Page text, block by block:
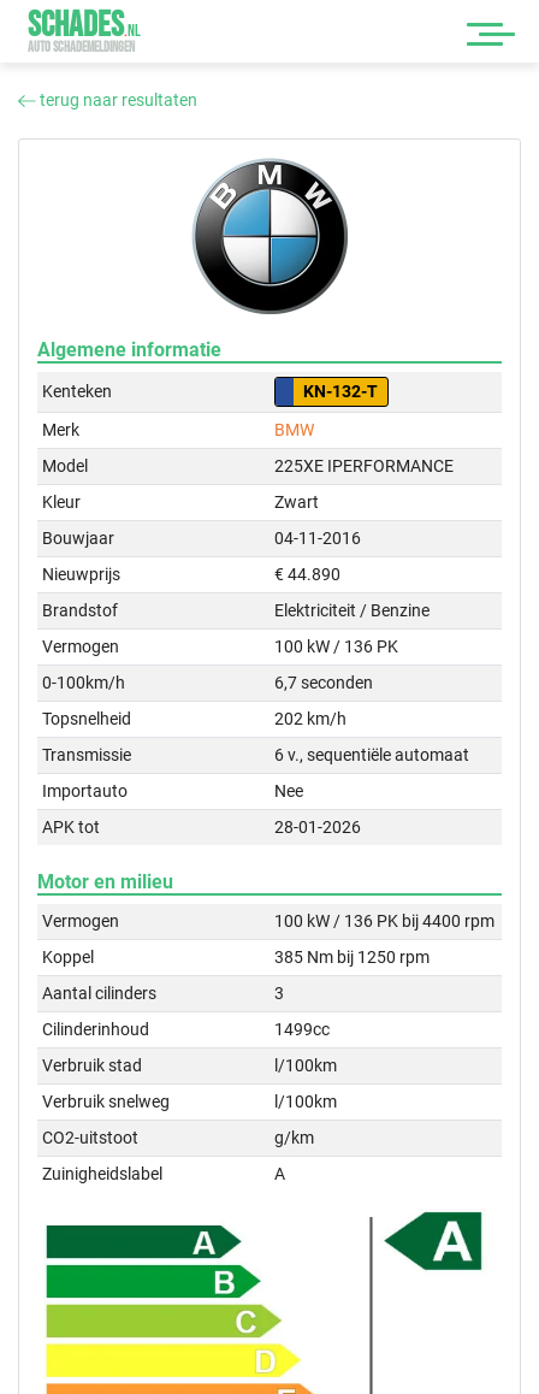
SCHADES.NL
AUTO SCHADEMELDINGEN
terug naar resultaten
Algemene informatie
Kenteken
KN-132-T
Merk
BMW
Model
225XE IPERFORMANCE
Kleur
Zwart
Bouwjaar
04-11-2016
Nieuwprijs
€ 44.890
Brandstof
Elektriciteit / Benzine
Vermogen
100 kW / 136 PK
0-100km/h
6,7 seconden
Topsnelheid
202 km/h
Transmissie
6 v., sequentiële automaat
Importauto
Nee
APK tot
28-01-2026
Motor en milieu
Vermogen
100 kW / 136 PK bij 4400 rpm
Koppel
385 Nm bij 1250 rpm
Aantal cilinders
3
Cilinderinhoud
1499cc
Verbruik stad
l/100km
Verbruik snelweg
l/100km
CO2-uitstoot
g/km
Zuinigheidslabel
A